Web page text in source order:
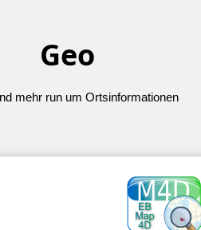
Geo
mehr run um Ortsinformationen